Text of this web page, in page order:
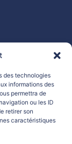
des technologies
informations des
permettra de
ou les ID
retirer son
caractéristiques